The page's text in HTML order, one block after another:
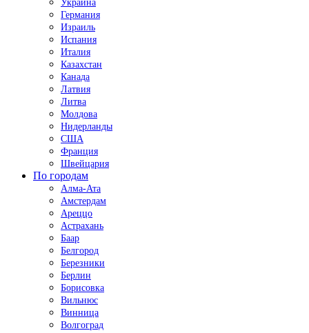
Украина
Германия
Израиль
Испания
Италия
Казахстан
Канада
Латвия
Литва
Молдова
Нидерланды
США
Франция
Швейцария
По городам
Алма-Ата
Амстердам
Ареццо
Астрахань
Баар
Белгород
Березники
Берлин
Борисовка
Вильнюс
Винница
Волгоград